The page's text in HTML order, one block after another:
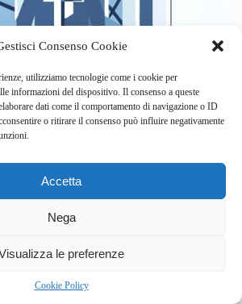
Consenso Cookie
utilizziamo tecnologie come i cookie per
informazioni del dispositivo. Il consenso a queste
dati come il comportamento di navigazione o ID
o ritirare il consenso può influire negativamente
Accetta
Nega
le preferenze
Cookie Policy
MENTALE
la sua “sana follia” ha rivoluzionato il
don antonio mazzi,